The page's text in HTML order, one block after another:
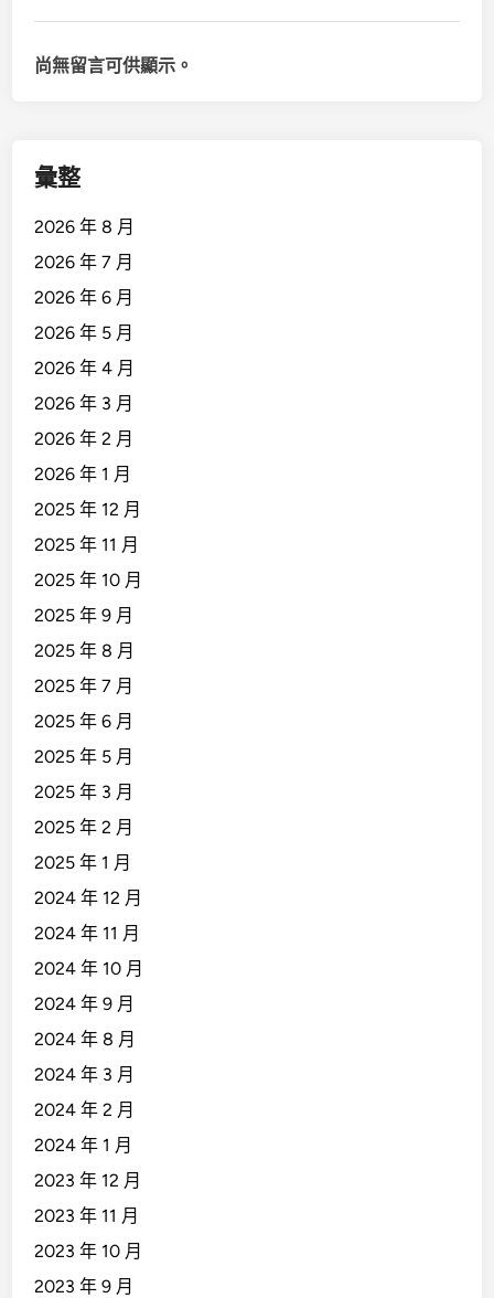
尚無留言可供顯示。
彙整
2026 年 8 月
2026 年 7 月
2026 年 6 月
2026 年 5 月
2026 年 4 月
2026 年 3 月
2026 年 2 月
2026 年 1 月
2025 年 12 月
2025 年 11 月
2025 年 10 月
2025 年 9 月
2025 年 8 月
2025 年 7 月
2025 年 6 月
2025 年 5 月
2025 年 3 月
2025 年 2 月
2025 年 1 月
2024 年 12 月
2024 年 11 月
2024 年 10 月
2024 年 9 月
2024 年 8 月
2024 年 3 月
2024 年 2 月
2024 年 1 月
2023 年 12 月
2023 年 11 月
2023 年 10 月
2023 年 9 月